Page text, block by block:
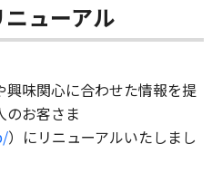
ューアル
味関心に合わせた情報を提
のお客さま
）にリニューアルいたしまし